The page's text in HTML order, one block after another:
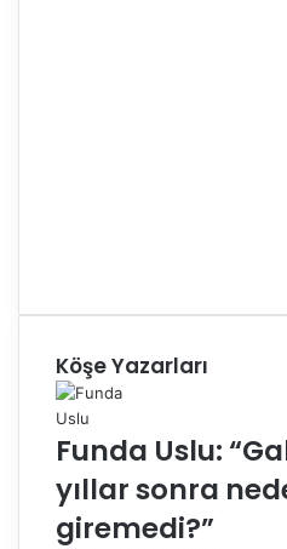
Köşe Yazarları
Funda Uslu:
yıllar sonra
giremedi?”